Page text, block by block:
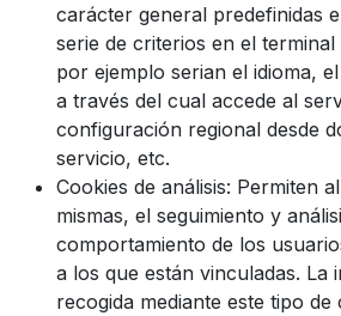
carácter general predefinidas
serie de criterios en el
por ejemplo serian el idioma,
a través del cual accede al
configuración regional desde
servicio, etc.
Cookies de análisis: Permiten
mismas, el seguimiento y
comportamiento de los
a los que están vinculadas. La
recogida mediante este tipo de